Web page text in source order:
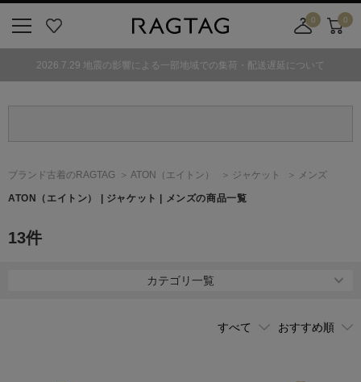
気
0
舗
カ
ト
0
2026.7.29 地震の影響による一部地域での集荷・配送遅延について
ブランド古着のRAGTAG ATON （エイトン） ジャケット メンズ
ATON （エイトン） | ジャケット | メンズの商品一覧
13件
カテゴリ一覧